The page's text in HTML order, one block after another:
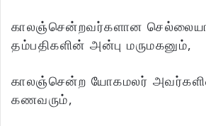
காலஞ்சென்றவர்களான
தம்பதிகளின் அன்பு மருமகனும்,
காலஞ்சென்ற யோகமலர் அவர்களின்
கணவரும்,